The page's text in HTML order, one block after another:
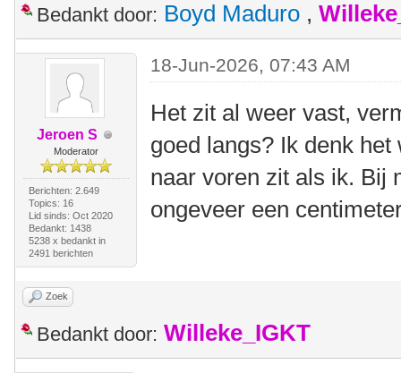
Bedankt door: Boyd Maduro ,
Jeroen S
Moderator
Berichten: 2.649
Topics: 16
Lid sinds: Oct 2020
Bedankt: 1438
5238 x bedankt in
2491 berichten
18-Jun-2026, 07:43 AM
Het zit al weer vast,
goed langs? Ik denk
naar voren zit als ik. Bij
ongeveer een
Zoek
Bedankt door: Willeke_IGKT